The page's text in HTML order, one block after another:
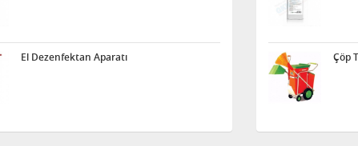
El Dezenfektan Aparatı Çöp